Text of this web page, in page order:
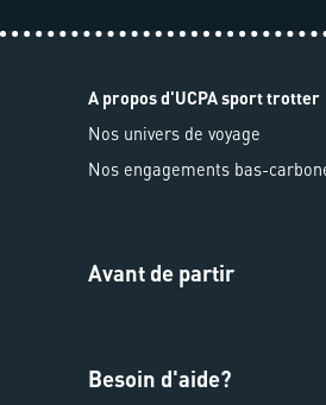
A propos d'UCPA sport trotter
Nos univers de voyage
Nos engagements bas-
Avant de partir
Besoin d'aide?